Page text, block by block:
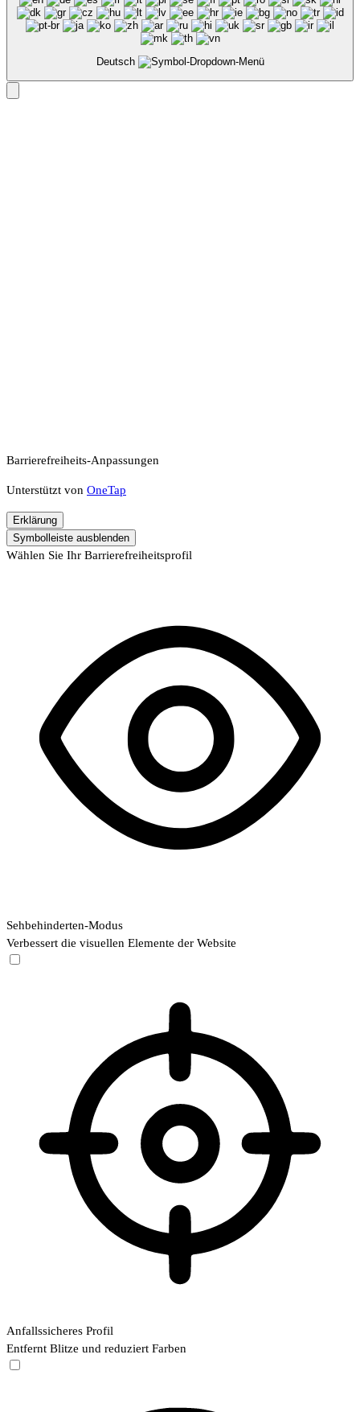
Deutsch
Barrierefreiheits-Anpassungen
Unterstützt von OneTap
Erklärung
Symbolleiste ausblenden
Wählen Sie Ihr Barrierefreiheitsprofil
Sehbehinderten-Modus
Verbessert die visuellen Elemente der Website
Anfallssicheres Profil
Entfernt Blitze und reduziert Farben